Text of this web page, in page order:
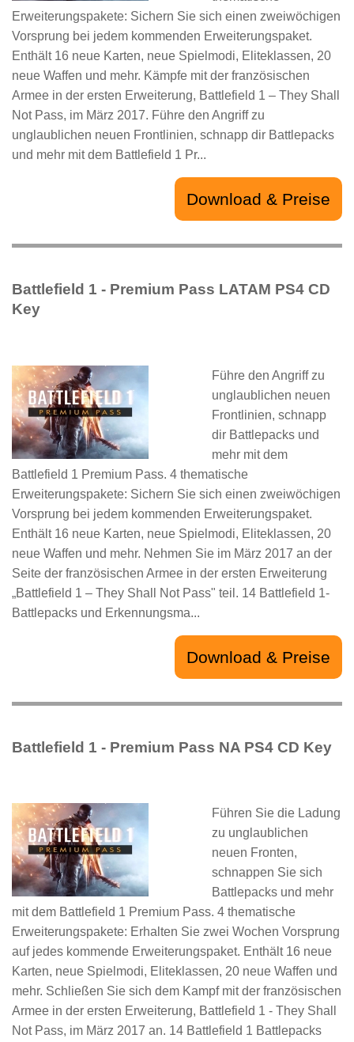
Erweiterungspakete: Sichern Sie sich einen zweiwöchigen
Vorsprung bei jedem kommenden Erweiterungspaket.
Enthält 16 neue Karten, neue Spielmodi, Eliteklassen, 20
neue Waffen und mehr. Kämpfe mit der französischen
Armee in der ersten Erweiterung, Battlefield 1 – They Shall
Not Pass, im März 2017. Führe den Angriff zu
unglaublichen neuen Frontlinien, schnapp dir Battlepacks
und mehr mit dem Battlefield 1 Pr...
Download & Preise
Battlefield 1 - Premium Pass LATAM PS4 CD
Key
Führe den Angriff zu
unglaublichen neuen
Frontlinien, schnapp
dir Battlepacks und
mehr mit dem
Battlefield 1 Premium Pass. 4 thematische
Erweiterungspakete: Sichern Sie sich einen zweiwöchigen
Vorsprung bei jedem kommenden Erweiterungspaket.
Enthält 16 neue Karten, neue Spielmodi, Eliteklassen, 20
neue Waffen und mehr. Nehmen Sie im März 2017 an der
Seite der französischen Armee in der ersten Erweiterung
„Battlefield 1 – They Shall Not Pass" teil. 14 Battlefield 1-
Battlepacks und Erkennungsma...
Download & Preise
Battlefield 1 - Premium Pass NA PS4 CD Key
Führen Sie die Ladung
zu unglaublichen
neuen Fronten,
schnappen Sie sich
Battlepacks und mehr
mit dem Battlefield 1 Premium Pass. 4 thematische
Erweiterungspakete: Erhalten Sie zwei Wochen Vorsprung
auf jedes kommende Erweiterungspaket. Enthält 16 neue
Karten, neue Spielmodi, Eliteklassen, 20 neue Waffen und
mehr. Schließen Sie sich dem Kampf mit der französischen
Armee in der ersten Erweiterung, Battlefield 1 - They Shall
Not Pass, im März 2017 an. 14 Battlefield 1 Battlepacks